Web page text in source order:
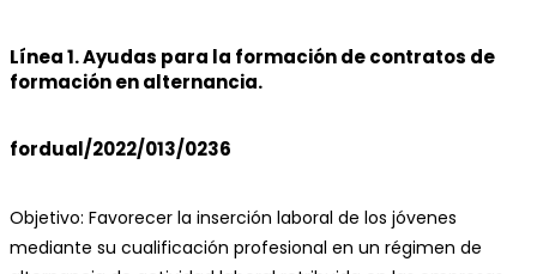
Línea 1. Ayudas para la formación de contratos de
formación en alternancia.
fordual/2022/013/0236
Objetivo: Favorecer la inserción laboral de los jóvenes
mediante su cualificación profesional en un régimen de